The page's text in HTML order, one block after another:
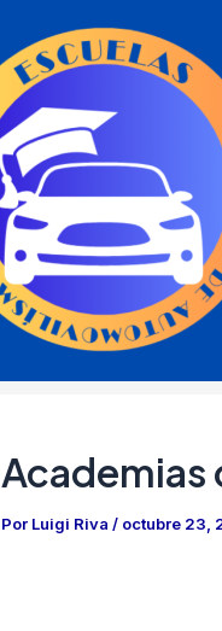
Academias
Por Luigi Riva / octubre 23,